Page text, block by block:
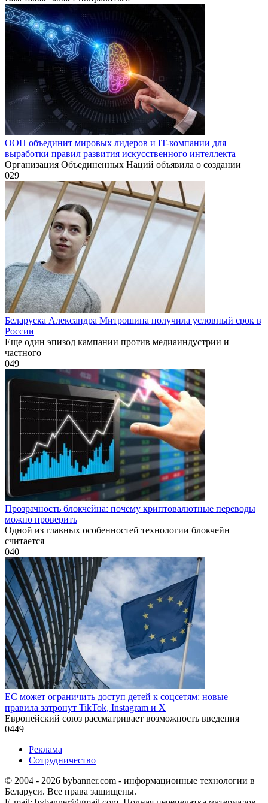
ООН объединит мировых лидеров и IT-компании для
выработки правил развития искусственного интеллекта
Организация Объединенных Наций объявила о создании
029
Беларуска Александра Митрошина получила условный срок в
России
Еще один эпизод кампании против медиаиндустрии и
частного
049
Прозрачность блокчейна: почему криптовалютные переводы
можно проверить
Одной из главных особенностей технологии блокчейн
считается
040
ЕС может ограничить доступ детей к соцсетям: новые
правила затронут TikTok, Instagram и X
Европейский союз рассматривает возможность введения
0449
Реклама
Сотрудничество
© 2004 - 2026 bybanner.com - информационные технологии в
Беларуси. Все права защищены.